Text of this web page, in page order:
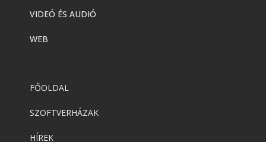
VIDEÓ ÉS AUDIÓ
WEB
FŐOLDAL
SZOFTVERHÁZAK
HÍREK